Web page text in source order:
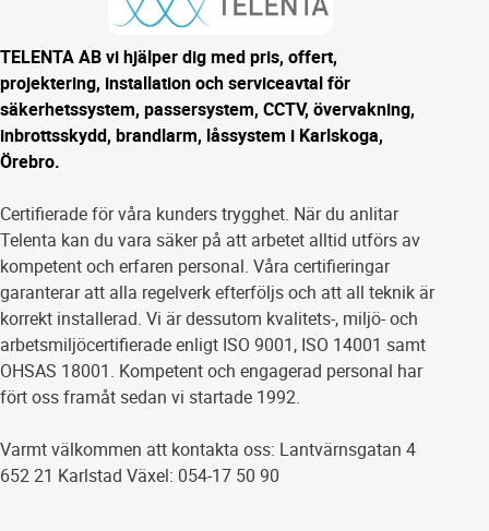
TELENTA AB vi hjälper dig med pris, offert,
projektering, installation och serviceavtal för
säkerhetssystem, passersystem, CCTV, övervakning,
inbrottsskydd, brandlarm, låssystem i Karlskoga,
Örebro.
Certifierade för våra kunders trygghet. När du anlitar
Telenta kan du vara säker på att arbetet alltid utförs av
kompetent och erfaren personal. Våra certifieringar
garanterar att alla regelverk efterföljs och att all teknik är
korrekt installerad. Vi är dessutom kvalitets-, miljö- och
arbetsmiljöcertifierade enligt ISO 9001, ISO 14001 samt
OHSAS 18001. Kompetent och engagerad personal har
fört oss framåt sedan vi startade 1992.
Varmt välkommen att kontakta oss: Lantvärnsgatan 4
652 21 Karlstad Växel: 054-17 50 90